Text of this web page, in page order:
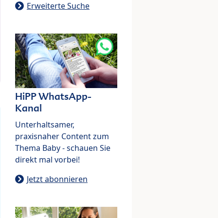
Erweiterte Suche
HiPP WhatsApp-
Kanal
Unterhaltsamer,
praxisnaher Content zum
Thema Baby - schauen Sie
direkt mal vorbei!
Jetzt abonnieren